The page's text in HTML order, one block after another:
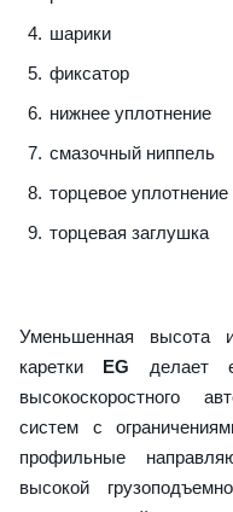
шарики
фиксатор
нижнее уплотнение
смазочный ниппель
торцевое
торцевая заглушка
Уменьшенная высота
каретки EG делает
высокоскоростного
систем с
профильные
высокой